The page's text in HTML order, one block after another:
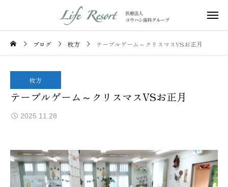
ブログ 枚方 テーブルゲーム～クリスマスVSお正月
枚方
テーブルゲーム～クリスマスVSお正月
2025.11.28